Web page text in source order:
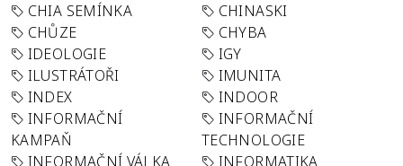
CHIA SEMÍNKA
CHINASKI
CHŮZE
CHYBA
IDEOLOGIE
IGY
ILUSTRÁTOŘI
IMUNITA
INDEX
INDOOR
INFORMAČNÍ
KAMPAŇ
INFORMAČNÍ
TECHNOLOGIE
INFORMAČNÍ VÁLKA
INFORMATIKA